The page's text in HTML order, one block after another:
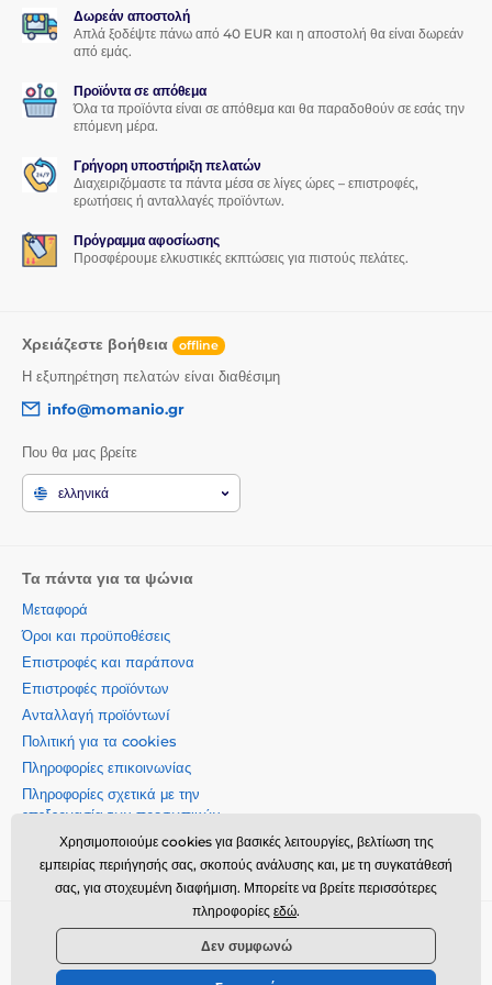
Δωρεάν αποστολή
Απλά ξοδέψτε πάνω από 40 EUR και η αποστολή θα είναι δωρεάν
από εμάς.
Προϊόντα σε απόθεμα
Όλα τα προϊόντα είναι σε απόθεμα και θα παραδοθούν σε εσάς την
επόμενη μέρα.
Γρήγορη υποστήριξη πελατών
Διαχειριζόμαστε τα πάντα μέσα σε λίγες ώρες – επιστροφές,
ερωτήσεις ή ανταλλαγές προϊόντων.
Πρόγραμμα αφοσίωσης
Προσφέρουμε ελκυστικές εκπτώσεις για πιστούς πελάτες.
Χρειάζεστε βοήθεια offline
Η εξυπηρέτηση πελατών είναι διαθέσιμη
info@momanio.gr
Που θα μας βρείτε
ελληνικά
Τα πάντα για τα ψώνια
Μεταφορά
Όροι και προϋποθέσεις
Επιστροφές και παράπονα
Επιστροφές προϊόντων
Ανταλλαγή προϊόντωνí
Πολιτική για τα cookies
Πληροφορίες επικοινωνίας
Πληροφορίες σχετικά με την
επεξεργασία των προσωπικών
δεδομένων
Σχετικά με την εταιρεία μας
Momanio s.r.o., Okružní 361/14, 74718, Píšť, Czech republic,
VAT: CZ09604707, info@momanio.gr
Χρησιμοποιούμε cookies για βασικές λειτουργίες, βελτίωση της
εμπειρίας περιήγησής σας, σκοπούς ανάλυσης και, με τη συγκατάθεσή
σας, για στοχευμένη διαφήμιση. Μπορείτε να βρείτε περισσότερες
πληροφορίες εδώ.
Δεν συμφωνώ